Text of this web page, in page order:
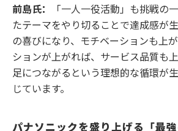
前島氏：
「一人一役活動」も挑戦の
たテーマをやり切ることで達成感が
の喜びになり、モチベーションも上
ションが上がれば、サービス品質も
足につながるという理想的な循環が
じています。
パナソニックを盛り上げる「最